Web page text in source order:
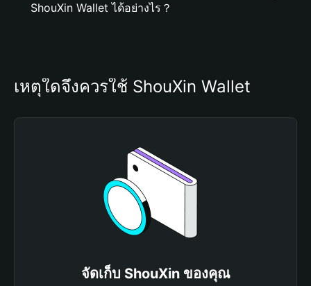
ShouXin Wallet ได้อย่างไร？
เหตุใดจึงควรใช้ ShouXin Wallet
จัดเก็บ ShouXin ของคุณ